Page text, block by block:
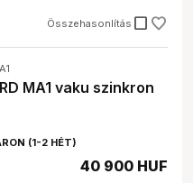
Összehasonlítás check_box_outline_blank
MA1 vaku szinkron
(1-2 HÉT)
40 900 HUF